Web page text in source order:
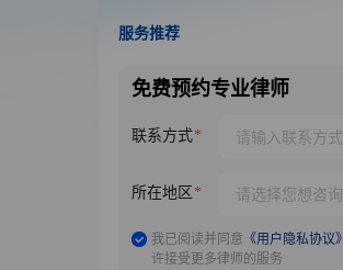
服务推荐
免费预约专业律师
联系方式
所在地区
我已阅读并同意 《用户隐私协议》
许接受更多律师的服务